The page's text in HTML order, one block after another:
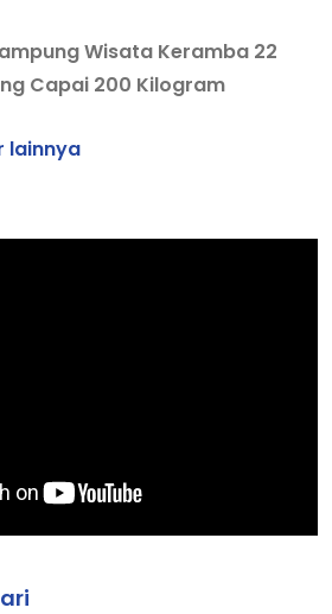
Wisata Keramba 22
Capai 200 Kilogram
lainnya